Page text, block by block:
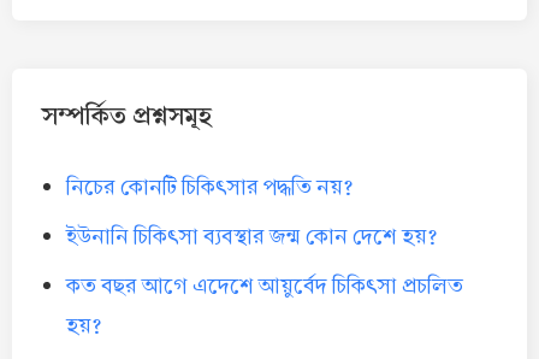
সম্পর্কিত প্রশ্নসমূহ
নিচের কোনটি চিকিৎসার পদ্ধতি নয়?
ইউনানি চিকিৎসা ব্যবস্থার জন্ম কোন দেশে হয়?
কত বছর আগে এদেশে আয়ুর্বেদ চিকিৎসা প্রচলিত
হয়?